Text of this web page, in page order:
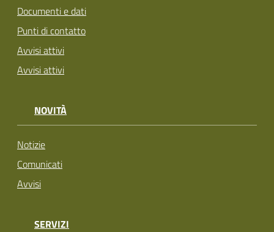
Documenti e dati
Punti di contatto
Avvisi attivi
Avvisi attivi
NOVITÀ
Notizie
Comunicati
Avvisi
SERVIZI